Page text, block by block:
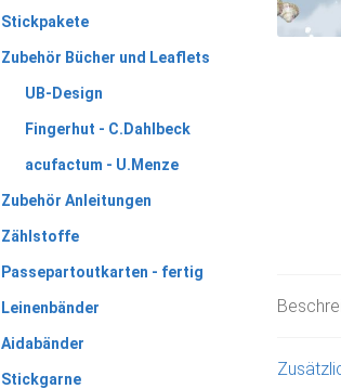
Stickpakete
Zubehör Bücher und Leaflets
UB-Design
Fingerhut - C.Dahlbeck
acufactum - U.Menze
Zubehör Anleitungen
Zählstoffe
Passepartoutkarten - fertig
Leinenbänder
Aidabänder
Stickgarne